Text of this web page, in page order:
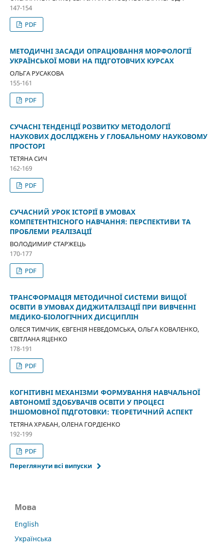
147-154
PDF
МЕТОДИЧНІ ЗАСАДИ ОПРАЦЮВАННЯ МОРФОЛОГІЇ
УКРАЇНСЬКОЇ МОВИ НА ПІДГОТОВЧИХ КУРСАХ
ОЛЬГА РУСАКОВА
155-161
PDF
СУЧАСНІ ТЕНДЕНЦІЇ РОЗВИТКУ МЕТОДОЛОГІЇ
НАУКОВИХ ДОСЛІДЖЕНЬ У ГЛОБАЛЬНОМУ НАУКОВОМУ
ПРОСТОРІ
ТЕТЯНА СИЧ
162-169
PDF
СУЧАСНИЙ УРОК ІСТОРІЇ В УМОВАХ
КОМПЕТЕНТНІСНОГО НАВЧАННЯ: ПЕРСПЕКТИВИ ТА
ПРОБЛЕМИ РЕАЛІЗАЦІЇ
ВОЛОДИМИР СТАРЖЕЦЬ
170-177
PDF
ТРАНСФОРМАЦІЯ МЕТОДИЧНОЇ СИСТЕМИ ВИЩОЇ
ОСВІТИ В УМОВАХ ДИДЖИТАЛІЗАЦІЇ ПРИ ВИВЧЕННІ
МЕДИКО-БІОЛОГІЧНИХ ДИСЦИПЛІН
ОЛЕСЯ ТИМЧИК, ЄВГЕНІЯ НЕВЕДОМСЬКА, ОЛЬГА КОВАЛЕНКО,
СВІТЛАНА ЯЦЕНКО
178-191
PDF
КОГНІТИВНІ МЕХАНІЗМИ ФОРМУВАННЯ НАВЧАЛЬНОЇ
АВТОНОМІЇ ЗДОБУВАЧІВ ОСВІТИ У ПРОЦЕСІ
ІНШОМОВНОЇ ПІДГОТОВКИ: ТЕОРЕТИЧНИЙ АСПЕКТ
ТЕТЯНА ХРАБАН, ОЛЕНА ГОРДІЄНКО
192-199
PDF
Переглянути всі випуски
Мова
English
Українська